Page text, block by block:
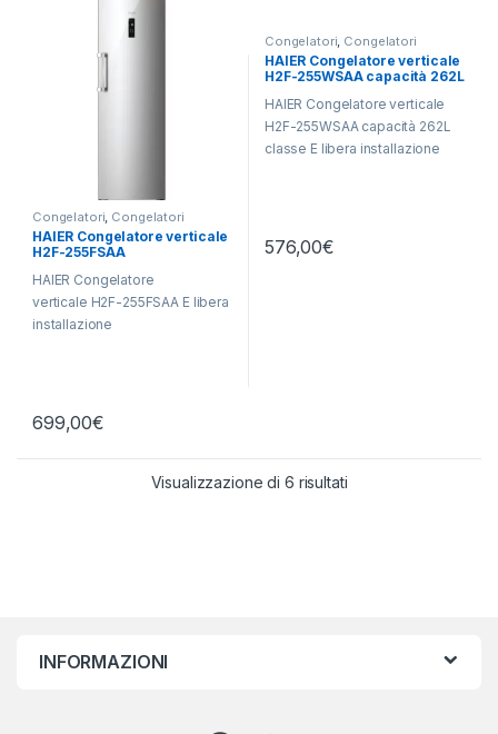
Congelatori Congelatori
Verticali, Haier ,libera
installazione
HAIER Congelatore verticale
H2F-255FSAA
HAIER Congelatore
verticale H2F-255FSAA E libera
installazione
699,00€
Congelatori Congelatori
Verticali, Haier ,libera
installazione
HAIER Congelatore verticale
H2F-255WSAA capacità 262L
HAIER Congelatore verticale
H2F-255WSAA capacità 262L
classe E libera installazione
576,00€
Visualizzazione di 6 risultati
INFORMAZIONI